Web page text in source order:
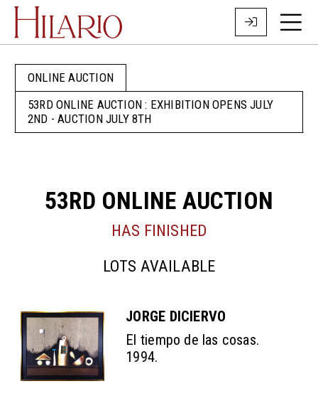
ONLINE AUCTION
53RD ONLINE AUCTION : EXHIBITION OPENS JULY
2ND - AUCTION JULY 8TH
53RD ONLINE AUCTION
HAS FINISHED
LOTS AVAILABLE
JORGE DICIERVO
El tiempo de las cosas.
1994.